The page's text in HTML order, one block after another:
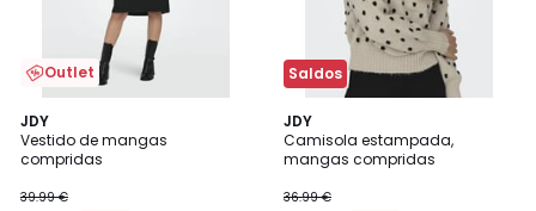
Outlet
JDY
Vestido de mangas
compridas
39.99 €
3,5
/ 5
Saldos
JDY
Camisola estampada,
mangas compridas
36.99 €
4,9
/ 5